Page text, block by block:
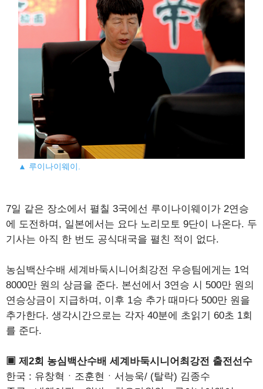
▲ 루이나이웨이.
7일 같은 장소에서 펼칠 3국에선 루이나이웨이가 2연승
에 도전하며, 일본에서는 요다 노리모토 9단이 나온다. 두
기사는 아직 한 번도 공식대국을 펼친 적이 없다.
농심백산수배 세계바둑시니어최강전 우승팀에게는 1억
8000만 원의 상금을 준다. 본선에서 3연승 시 500만 원의
연승상금이 지급하며, 이후 1승 추가 때마다 500만 원을
추가한다. 생각시간으로는 각자 40분에 초읽기 60초 1회
를 준다.
▣ 제2회 농심백산수배 세계바둑시니어최강전 출전선수
한국 : 유창혁ㆍ조훈현ㆍ서능욱/ (탈락) 김종수